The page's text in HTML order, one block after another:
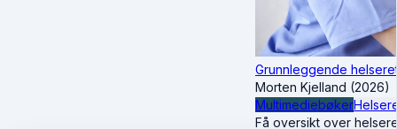
Grunnleggende
Morten Kjelland (2026)
Multimediebøker
Få oversikt over